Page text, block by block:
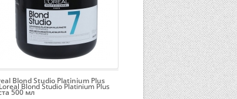
Blond Studio Platinium Plus
Blond Studio Platinium Plus
500 мл